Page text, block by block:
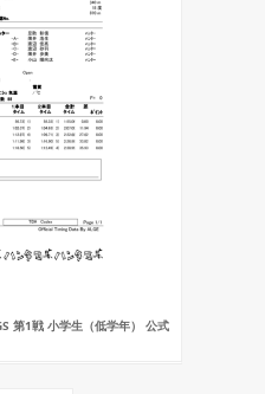
第1戦 小学生（低学年） 公式